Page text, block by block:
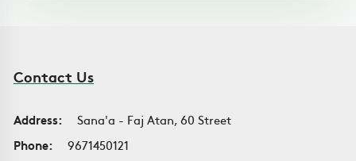
Contact Us
Address:
Sana'a - Faj Atan, 60 Street
Phone:
9671450121